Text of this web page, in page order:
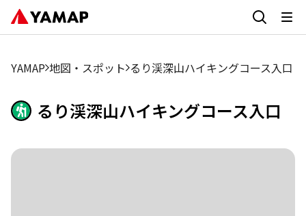
YAMAP 地図・スポット るり渓深山ハイキングコース入口
るり渓深山ハイキングコース入口